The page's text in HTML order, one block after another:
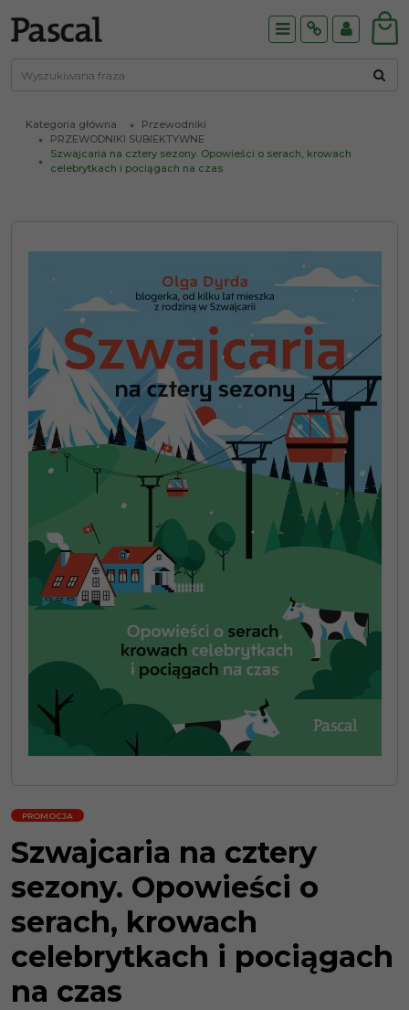
MenuInfoPanel
Kategoria główna
Przewodniki
PRZEWODNIKI SUBIEKTYWNE
Szwajcaria na cztery sezony. Opowieści o serach, krowach
celebrytkach i pociągach na czas
PROMOCJA
Szwajcaria na cztery
sezony. Opowieści o
serach, krowach
celebrytkach i pociągach
na czas